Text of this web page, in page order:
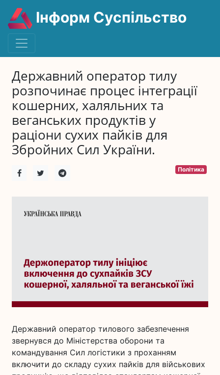
Інформ Суспільство
Державний оператор тилу
розпочинає процес інтеграції
кошерних, халяльних та
веганських продуктів у
раціони сухих пайків для
Збройних Сил України.
Політика
Державний оператор тилового забезпечення
звернувся до Міністерства оборони та
командування Сил логістики з проханням
включити до складу сухих пайків для військових